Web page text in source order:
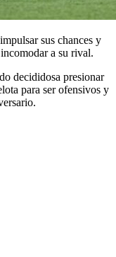
sus chances y
a su rival.
decididosa presionar
para ser ofensivos y